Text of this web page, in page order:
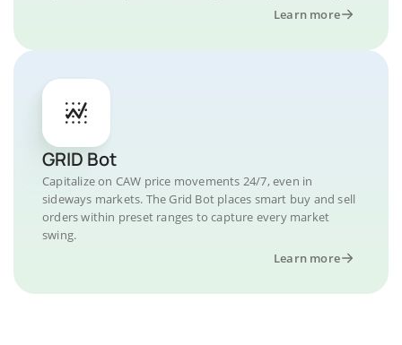
Learn more
GRID Bot
Capitalize on CAW price movements 24/7, even in
sideways markets. The Grid Bot places smart buy and sell
orders within preset ranges to capture every market
swing.
Learn more